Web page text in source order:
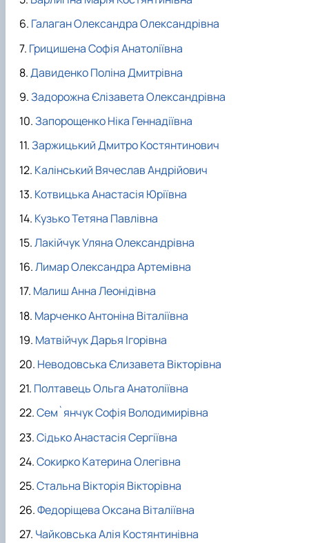
НОВИНИ
факультетом ветеринарної медицини …
Скринька довіри
Вступ 2022 рік
Вступ 2021 рік
Вступ 2019 рік
Галаган Олександра Олександрівна
Грицишена Софія Анатоліївна
Давиденко Поліна Дмитрівна
Задорожна Єлізавета Олександрівна
Запорощенко Ніка Геннадіївна
Заржицький Дмитро Костянтинович
Калінський Вячеслав Андрійович
Котвицька Анастасія Юріївна
Кузько Тетяна Павлівна
Лакійчук Уляна Олександрівна
Лимар Олександра Артемівна
Малиш Анна Леонідівна
Марченко Антоніна Віталіївна
Матвійчук Дарья Ігорівна
Неводовська Єлизавета Вікторівна
Полтавець Ольга Анатоліївна
Сем`янчук Софія Володимирівна
Сідько Анастасія Сергіївна
Сокирко Катерина Олегівна
Стальна Вікторія Вікторівна
Федоріщева Оксана Віталіївна
Чайковська Алія Костянтинівна